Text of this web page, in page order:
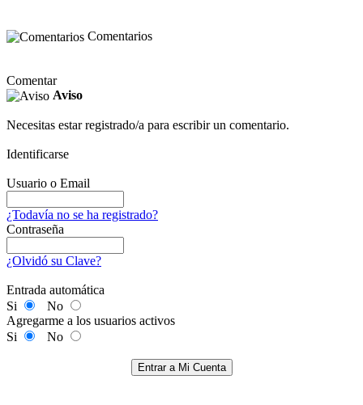
Comentarios
Comentar
Aviso
Necesitas estar registrado/a para escribir un comentario.
Identificarse
Usuario o Email
¿Todavía no se ha registrado?
Contraseña
¿Olvidó su Clave?
Entrada automática
Si
No
Agregarme a los usuarios activos
Si
No
Entrar a Mi Cuenta